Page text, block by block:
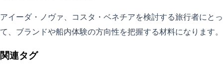
アイーダ・ノヴァ、コスタ・ベネチアを検討する旅行者にとっ
て、ブランドや船内体験の方向性を把握する材料になります。
関連タグ